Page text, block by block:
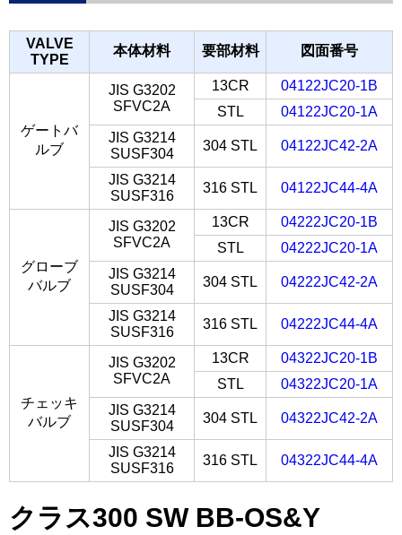
VALVE
TYPE
本体材料 要部材料 図面番号
ゲートバ
ルブ
JIS G3202
SFVC2A
13CR
04122JC20-1B
STL
04122JC20-1A
JIS G3214
SUSF304
304 STL 04122JC42-2A
JIS G3214
SUSF316
316 STL 04122JC44-4A
グローブ
バルブ
JIS G3202
SFVC2A
13CR
04222JC20-1B
STL
04222JC20-1A
JIS G3214
SUSF304
304 STL 04222JC42-2A
JIS G3214
SUSF316
316 STL 04222JC44-4A
チェッキ
バルブ
JIS G3202
SFVC2A
13CR
04322JC20-1B
STL
04322JC20-1A
JIS G3214
SUSF304
304 STL 04322JC42-2A
JIS G3214
SUSF316
316 STL 04322JC44-4A
クラス300 SW BB-OS&Y